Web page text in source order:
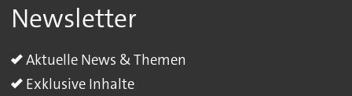
Newsletter
Aktuelle News & Themen
Exklusive Inhalte